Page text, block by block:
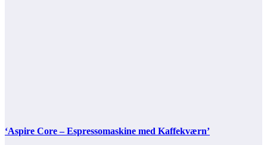
‘Aspire Core – Espressomaskine med Kaffekværn’